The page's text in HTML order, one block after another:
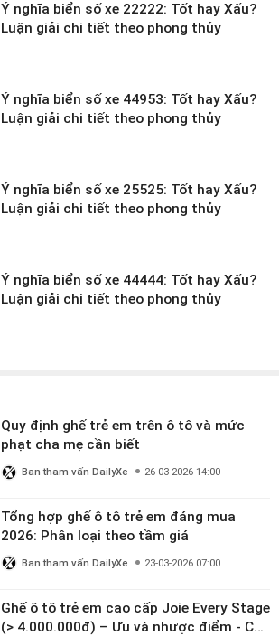
Ý nghĩa biển số xe 22222: Tốt hay Xấu?
Luận giải chi tiết theo phong thủy
Ý nghĩa biển số xe 44953: Tốt hay Xấu?
Luận giải chi tiết theo phong thủy
Ý nghĩa biển số xe 25525: Tốt hay Xấu?
Luận giải chi tiết theo phong thủy
Ý nghĩa biển số xe 44444: Tốt hay Xấu?
Luận giải chi tiết theo phong thủy
Quy định ghế trẻ em trên ô tô và mức
phạt cha mẹ cần biết
Ban tham vấn DailyXe 26-03-2026 14:00
Tổng hợp ghế ô tô trẻ em đáng mua
2026: Phân loại theo tầm giá
Ban tham vấn DailyXe 23-03-2026 07:00
Ghế ô tô trẻ em cao cấp Joie Every Stage
(> 4.000.000đ) – Ưu và nhược điểm - Có